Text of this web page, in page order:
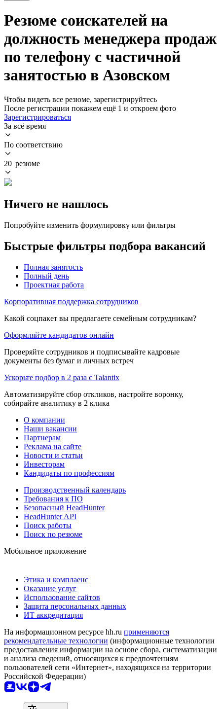
Резюме соискателей на
должность менеджера продаж
по телефону с частичной
занятостью в Азовском
Чтобы видеть все резюме, зарегистрируйтесь
После регистрации покажем ещё 1 и откроем фото
Зарегистрироваться
За всё время
По соответствию
20 резюме
Ничего не нашлось
Попробуйте изменить формулировку или фильтры
Быстрые фильтры подбора вакансий
Полная занятость
Полный день
Проектная работа
Корпоративная поддержка сотрудников
Какой соцпакет вы предлагаете семейным сотрудникам?
Оформляйте кандидатов онлайн
Проверяйте сотрудников и подписывайте кадровые
документы без бумаг и личных встреч
Ускорьте подбор в 2 раза с Talantix
Автоматизируйте сбор откликов, настройте воронку,
собирайте аналитику в 2 клика
О компании
Наши вакансии
Партнерам
Реклама на сайте
Новости и статьи
Инвесторам
Кандидаты по профессиям
Производственный календарь
Требования к ПО
Безопасный HeadHunter
HeadHunter API
Поиск работы
Поиск по резюме
Мобильное приложение
Этика и комплаенс
Оказание услуг
Использование сайтов
Защита персональных данных
ИТ аккредитация
На информационном ресурсе hh.ru применяются
рекомендательные технологии (информационные технологии
предоставления информации на основе сбора, систематизации
и анализа сведений, относящихся к предпочтениям
пользователей сети «Интернет», находящихся на территории
Российской Федерации)